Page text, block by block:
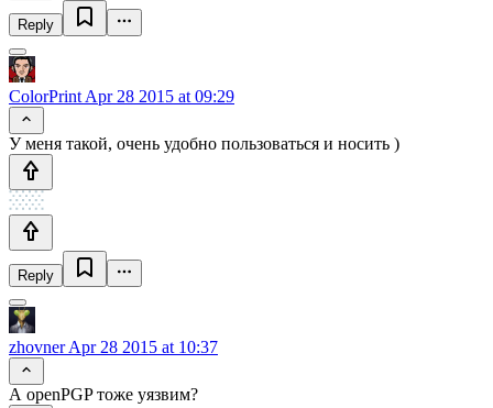
Reply
ColorPrint Apr 28 2015 at 09:29
У меня такой, очень удобно пользоваться и носить )
Reply
zhovnerApr 28 2015 at 10:37
А openPGP тоже уязвим?